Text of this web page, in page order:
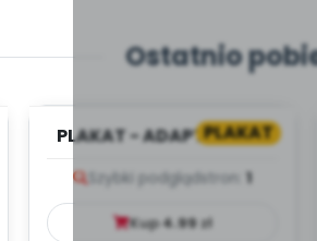
Ostatnio
PLAKAT
PLAKAT - ADAPTACJA -
Szybki podglądstron: 1
Kup4.99zł